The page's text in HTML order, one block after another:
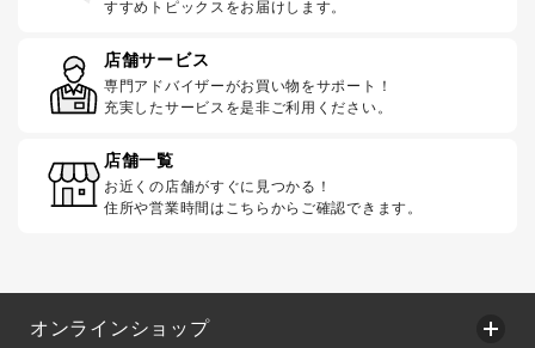
すすめトピックスをお届けします。
店舗サービス
専門アドバイザーがお買い物をサポート！
充実したサービスを是非ご利用ください。
店舗一覧
お近くの店舗がすぐに見つかる！
住所や営業時間はこちらからご確認できます。
オンラインショップ